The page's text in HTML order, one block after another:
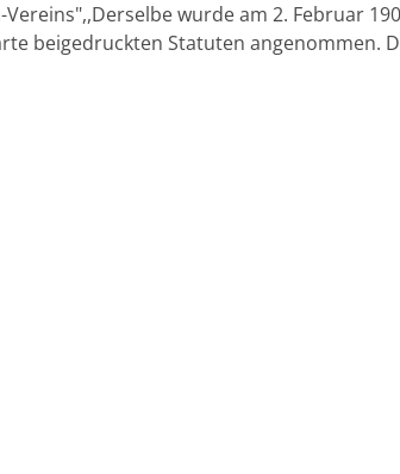
wurde am 2. Februar
beigedruckten Statuten angenommen.